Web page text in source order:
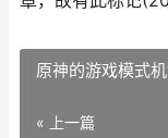
原神的游戏模式
« 上一篇